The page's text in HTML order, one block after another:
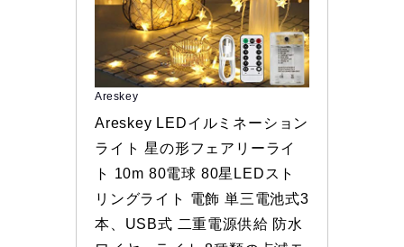
Areskey
Areskey LEDイルミネーション
ライト 星の形フェアリーライ
ト 10m 80電球 80星LEDスト
リングライト 電飾 単三電池式3
本、USB式 二重電源供給 防水